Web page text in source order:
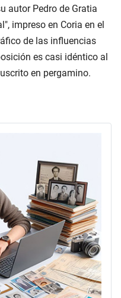
autor Pedro de Gratia
impreso en Coria en el
de las influencias
es casi idéntico al
en pergamino.